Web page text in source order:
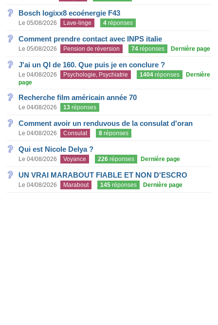
Bosch logixx8 ecoénergie F43
Le 05/08/2026 Lave-linge 4 réponses
Comment prendre contact avec INPS italie
Le 05/08/2026 Pension de réversion 74 réponses Dernière page
J'ai un QI de 160. Que puis je en conclure ?
Le 04/08/2026 Psychologie, Psychiatrie 1404 réponses
Dernière
page
Recherche film américain année 70
Le 04/08/2026 13 réponses
Comment avoir un renduvous de la consulat d'oran
Le 04/08/2026 Consulat 8 réponses
Qui est Nicole Delya ?
Le 04/08/2026 Voyance 226 réponses Dernière page
UN VRAI MARABOUT FIABLE ET NON D'ESCRO
Le 04/08/2026 Marabout 145 réponses Dernière page